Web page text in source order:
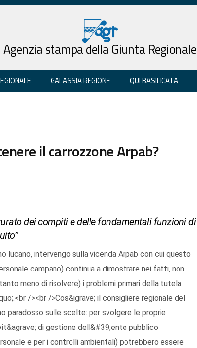
Agenzia stampa della Giunta Regionale
GALASSIA REGIONE QUI BASILICATA
il carrozzone Arpab?
dei compiti e delle fondamentali funzioni di
lucano, intervengo sulla vicenda Arpab con cui questo
campano) continua a dimostrare nei fatti, non
meno di risolvere) i problemi primari della tutela
/><br />Cos&igrave; il consigliere regionale del
paradosso sulle scelte: per svolgere le proprie
di gestione dell&#39;ente pubblico
e per i controlli ambientali) potrebbero essere